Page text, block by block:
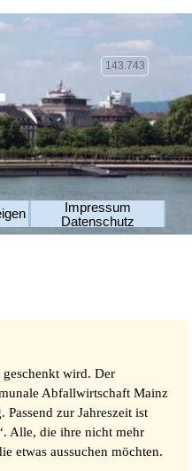
Impressum
Datenschutz
143.743
geschenkt wird. Der
Abfallwirtschaft Mainz
zur Jahreszeit ist
Alle, die ihre nicht mehr
etwas aussuchen möchten.